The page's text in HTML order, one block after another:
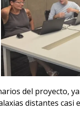
del proyecto,
distantes casi